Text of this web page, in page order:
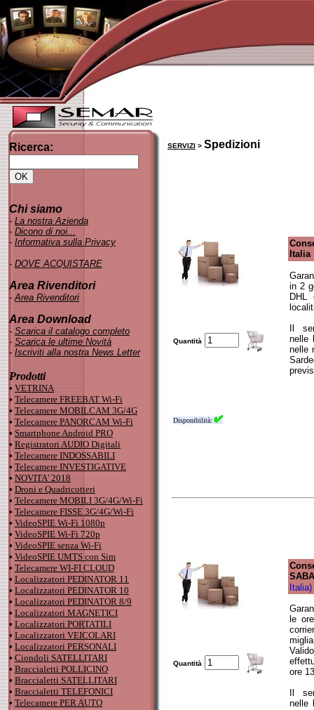
Ricerca:
Chi siamo
- La nostra Azienda
- Dicono di noi...
- Informativa sulla Privacy
- DOVE ACQUISTARE
Area Rivenditori
-Area Rivenditori
Area Download
- Scarica il catalogo completo
- Scarica le ultime Novità
- Iscriviti alla nostra News Letter
Prodotti
• VETRINA
• Telecamere FREEBAT Wi-Fi
• Telecamere MOBILCAM 3G/4G
• Telecamere PANORCAM Wi-Fi
• Smartphone Android PRO
• Registratori AUDIO Digitali
• Telecamere INDOSSABILI
• Telecamere INVESTIGATIVE
• NOVITA' 2018
• Droni e Quadricotteri
• Telecamere MOBILI 3G/4G/Wi-Fi
• Telecamere FISSE 3G/4G/Wi-Fi
• VideoSPIE Wi-Fi 1080p
• VideoSPIE Wi-Fi 720p
• VideoSPIE senza Wi-Fi
• VideoSPIE UMTS con Sim
• Telecamere WI-FI CLOUD
• Localizzatori PEDINATOR 11
• Localizzatori PEDINATOR 10
• Localizzatori PEDINATOR 8/9
• Localizzatori MAGNETICI
• Localizzatori PORTATILI
• Localizzatori VEICOLARI
• Localizzatori PERSONALI
• Ciondoli SATELLITARI
• Braccialetti POLLICINO
• Braccialetti SATELLITARI
• Braccialetti TELEFONICI
• Telecamere PER AUTO
SERVIZI > Spedizioni
Quantità
Italia
in 2
Il
nelle
nelle
Disponibilità:
Quantità
Italia)
le
ore
Il
nelle